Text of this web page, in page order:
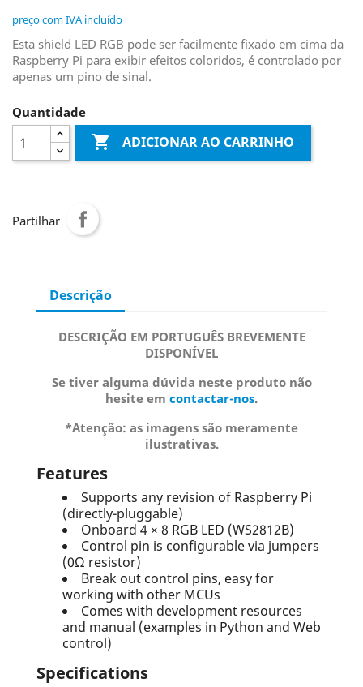
preço com IVA incluído
Esta shield LED RGB pode ser facilmente fixado em cima da
Raspberry Pi para exibir efeitos coloridos, é controlado por
apenas um pino de sinal.
Quantidade
 ADICIONAR AO CARRINHO
Partilhar
Descrição
DESCRIÇÃO EM PORTUGUÊS BREVEMENTE
DISPONÍVEL
Se tiver alguma dúvida neste produto não
hesite em contactar-nos.
*Atenção: as imagens são meramente
ilustrativas.
Features
Supports any revision of Raspberry Pi
(directly-pluggable)
Onboard 4 × 8 RGB LED (WS2812B)
Control pin is configurable via jumpers
(0Ω resistor)
Break out control pins, easy for
working with other MCUs
Comes with development resources
and manual (examples in Python and Web
control)
Specifications